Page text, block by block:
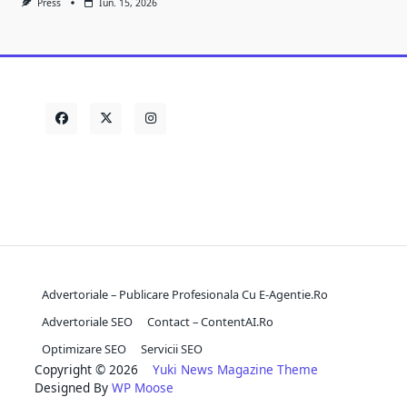
Advertoriale – Publicare Profesionala Cu E-Agentie.ro
Advertoriale SEO
Contact – ContentAI.ro
Optimizare SEO
Servicii SEO
Copyright © 2026 Yuki News Magazine Theme
Designed By WP Moose